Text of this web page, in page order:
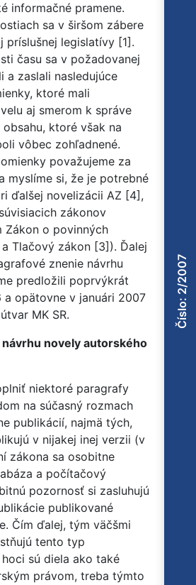
informačné pramene.
sa v širšom zábere
príslušnej legislatívy [1].
času sa v požadovanej
a zaslali nasledujúce
ktoré mali
aj smerom k správe
ktoré však na
vôbec zohľadnené.
považujeme za
myslíme si, že je potrebné
ďalšej novelizácii AZ [4],
zákonov
Zákon o povinných
Tlačový zákon [3]). Ďalej
znenie návrhu
predložili poprvýkrát
opätovne v januári 2007
MK SR.
novely autorského
niektoré paragrafy
na súčasný rozmach
publikácií, najmä tých,
v nijakej inej verzii (v
zákona sa osobitne
a počítačový
pozornosť si zasluhujú
publikované
Čím ďalej, tým väčšmi
tento typ
sú diela ako také
právom, treba týmto
Číslo: 2/2007